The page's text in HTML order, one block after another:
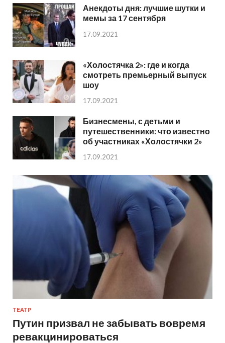
Анекдоты дня: лучшие шутки и
мемы за 17 сентября
17.09.2021
«Холостячка 2»: где и когда
смотреть премьерный выпуск
шоу
17.09.2021
Бизнесмены, с детьми и
путешественники: что известно
об участниках «Холостячки 2»
17.09.2021
ТЕАТР
Путин призвал не забывать вовремя
ревакцинироваться